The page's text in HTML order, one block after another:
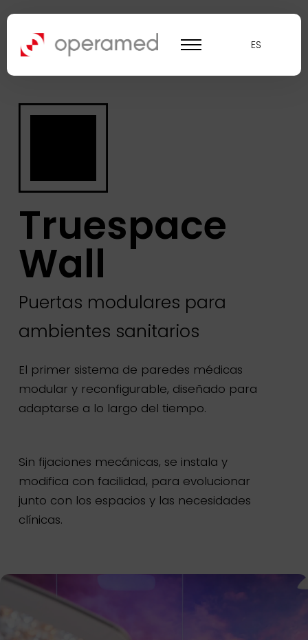
ES
Truespace
Wall
Puertas modulares para
ambientes sanitarios
El primer sistema de paredes médicas
modular y reconfigurable, diseñado para
adaptarse a lo largo del tiempo.
Sin fijaciones mecánicas, se instala y
modifica con facilidad, para evolucionar
junto con los espacios y las necesidades
clínicas.